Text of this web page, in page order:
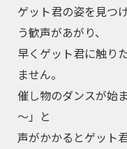
ゲット君の姿を見つ
う歓声があがり、
早くゲット君に触り
ません。
催し物のダンスが始
～」と
声がかかるとゲット